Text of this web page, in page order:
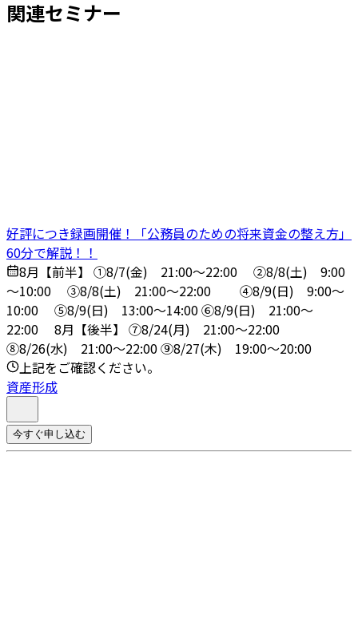
関連セミナー
好評につき録画開催！「公務員のための将来資金の整え方」
60分で解説！！
8月【前半】 ①8/7(金) 21:00～22:00 ➁8/8(土) 9:00
～10:00 ③8/8(土) 21:00～22:00 ④8/9(日) 9:00～
10:00 ➄8/9(日) 13:00～14:00 ⑥8/9(日) 21:00～
22:00 8月【後半】 ⑦8/24(月) 21:00～22:00
⑧8/26(水) 21:00～22:00 ⑨8/27(木) 19:00～20:00
上記をご確認ください。
資産形成
今すぐ申し込む